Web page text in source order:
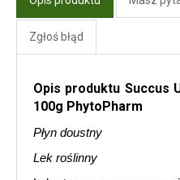
Zgłoś błąd
Opis produktu Succus
100g PhytoPharm
Płyn doustny
Lek roślinny